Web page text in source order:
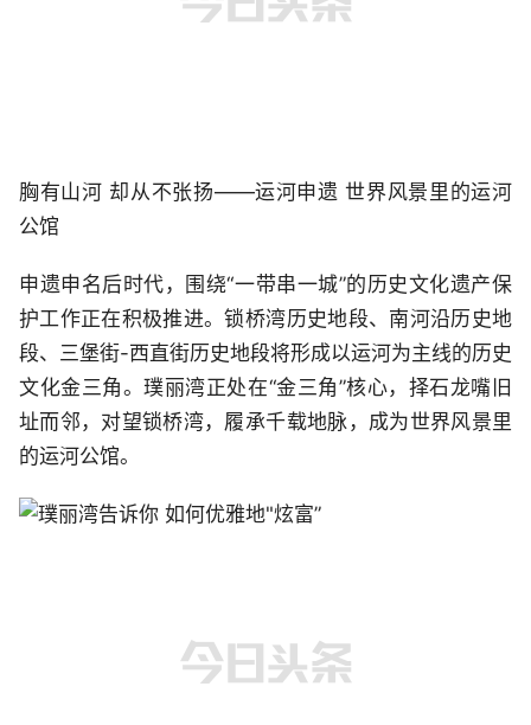
胸有山河 却从不张扬——运河申遗 世界风景里的运河
公馆
申遗申名后时代，围绕“一带串一城”的历史文化遗产保
护工作正在积极推进。锁桥湾历史地段、南河沿历史地
段、三堡街-西直街历史地段将形成以运河为主线的历史
文化金三角。璞丽湾正处在“金三角”核心，择石龙嘴旧
址而邻，对望锁桥湾，履承千载地脉，成为世界风景里
的运河公馆。